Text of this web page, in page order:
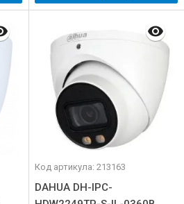
Код артикула: 213163
DAHUA DH-IPC-